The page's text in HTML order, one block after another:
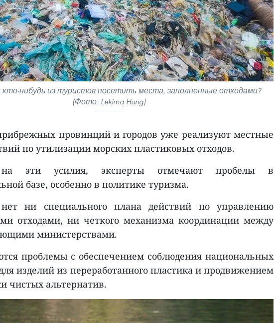
кто-нибудь из туристов посетить места, заполненные отходами?
(Фото: Lekima Hung)
провинций и городов уже реализуют местные
по утилизации морских пластиковых отходов.
на эти усилия, эксперты отмечают пробелы в
базе, особенно в политике туризма.
ни специального плана действий по управлению
отходами, ни четкого механизма координации между
министерствами.
проблемы с обеспечением соблюдения национальных
изделий из переработанного пластика и продвижением
чистых альтернатив.